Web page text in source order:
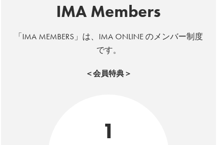
IMA Members
「IMA MEMBERS」は、IMA ONLINE のメンバー制度
です。
＜会員特典＞
1